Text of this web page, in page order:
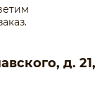
д. 21,